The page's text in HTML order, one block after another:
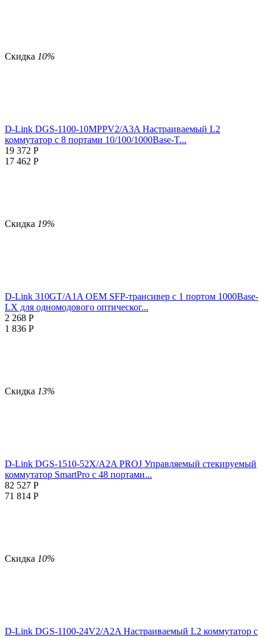
Скидка 10%
D-Link DGS-1100-10MPPV2/A3A Настраиваемый L2
коммутатор с 8 портами 10/100/1000Base-T...
19 372 Р
17 462 Р
Скидка 19%
D-Link 310GT/A1A OEM SFP-трансивер с 1 портом 1000Base-
LX для одномодового оптическог...
2 268 Р
1 836 Р
Скидка 13%
D-Link DGS-1510-52X/A2A PROJ Управляемый стекируемый
коммутатор SmartPro с 48 портами...
82 527 Р
71 814 Р
Скидка 10%
D-Link DGS-1100-24V2/A2A Настраиваемый L2 коммутатор c